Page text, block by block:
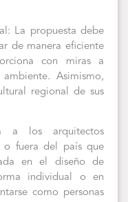
La propuesta debe
de manera eficiente
con miras a
Asimismo,
regional de sus
a los arquitectos
o fuera del país que
en el diseño de
individual o en
como personas